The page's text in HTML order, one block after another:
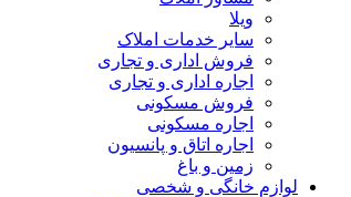
ویلا
سایر خدمات املاک
فروش اداری و تجاری
اجاره اداری و تجاری
فروش مسکونی
اجاره مسکونی
اجاره اتاق و پانسیون
زمین و باغ
لوازم خانگی و شخصی